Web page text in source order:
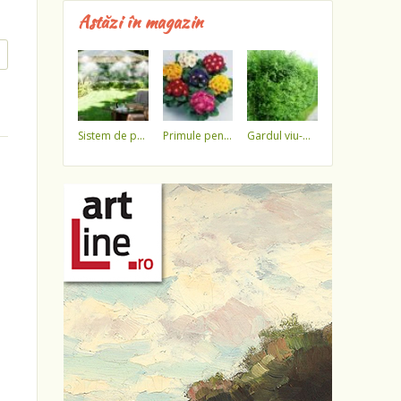
Astăzi în magazin
sistem de pulverizare a apei primule pentru 1 martie 3,5 lei / ghiveci !!!! gardul viu-minune!